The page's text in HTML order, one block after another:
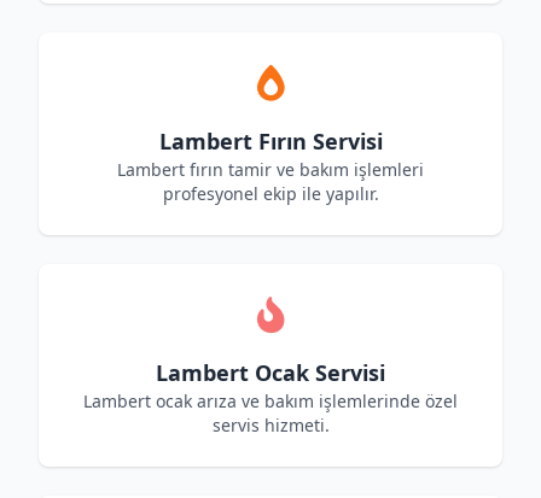
Lambert Fırın Servisi
Lambert fırın tamir ve bakım işlemleri
profesyonel ekip ile yapılır.
Lambert Ocak Servisi
Lambert ocak arıza ve bakım işlemlerinde özel
servis hizmeti.